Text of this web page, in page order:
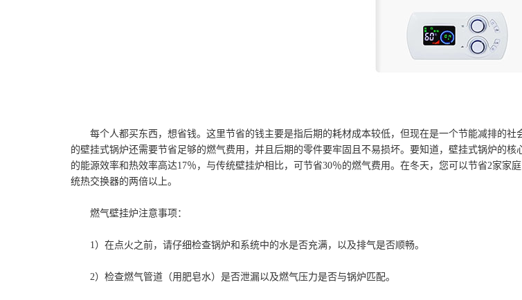
每个人都买东西，想省钱。这里节省的钱主要是指后期的耗材成本较低，但现在是一个节能减排的
的壁挂式锅炉还需要节省足够的燃气费用，并且后期的零件要牢固且不易损坏。要知道，壁挂式锅炉的
的能源效率和热效率高达17％，与传统壁挂炉相比，可节省30％的燃气费用。在冬天，您可以节省2家
统热交换器的两倍以上。
燃气壁挂炉注意事项：
1）在点火之前，请仔细检查锅炉和系统中的水是否充满，以及排气是否顺畅。
2）检查燃气管道（用肥皂水）是否泄漏以及燃气压力是否与锅炉匹配。